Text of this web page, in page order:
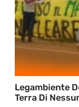
Legambiente
Terra Di